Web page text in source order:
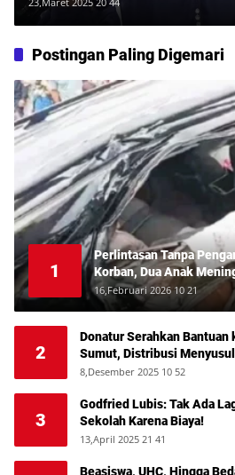
Bantuan Perumahan
Postingan Paling Digemari
1
Perlintasan Tanpa
Korban, Dua Anak
Deli
16,Februari 2026 10 21
2
Donatur Serahkan Bantuan
Sumut, Distribusi Menyusul
8,Desember 2025 10 52
3
Godfried Lubis: Tak Ada
Sekolah Karena Biaya!
13,April 2025 21 41
Beasiswa, UHC, Hingga